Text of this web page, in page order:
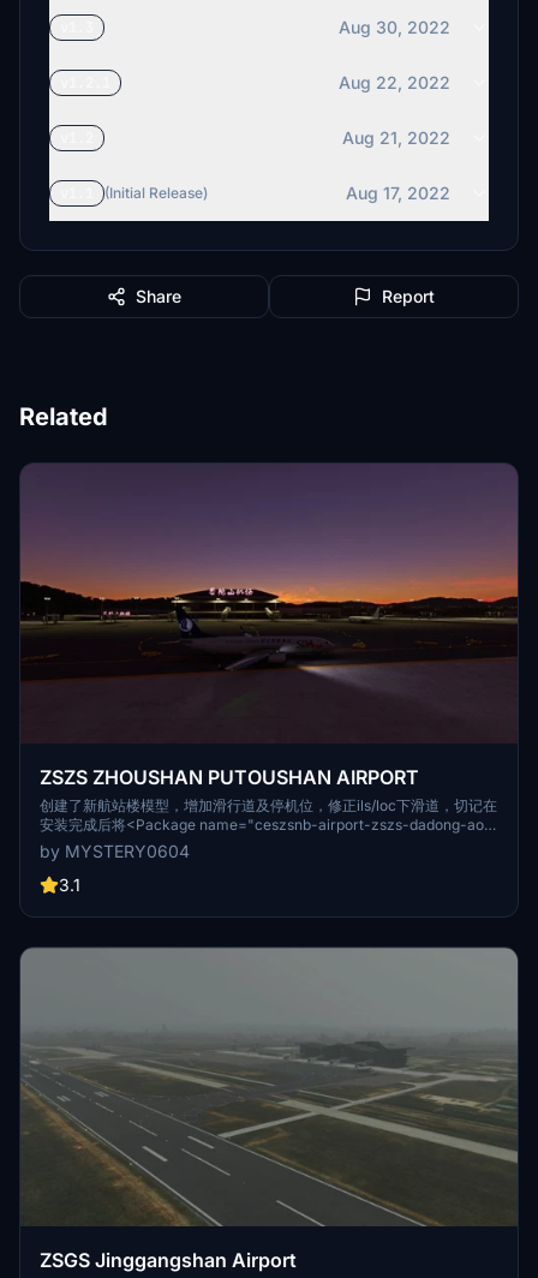
Aug 30, 2022
Aug 22, 2022
Aug 21, 2022
(Initial Release) Aug 17, 2022
Share Report
Related
ZSZS ZHOUSHAN PUTOUSHAN AIRPORT
创建了新航站楼模型，增加滑行道及停机位，修正ils/loc下滑道，切记在
安装完成后将<Package name="ceszsnb-airport-zszs-dadong-ao"
active="true"/>放到<Package name="navigraph-navdata"
active="true"/>之后以免ils冲突,如果没有订阅navigraph用户请忽略这
一条。 A new terminal model was created, taxiways and parking
mind that when the installation is complete, put<Package
by MYSTERY0604
3.1
ZSGS Jinggangshan Airport